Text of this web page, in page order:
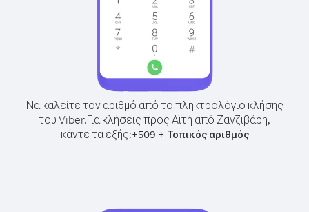
Να καλείτε τον αριθμό από το πληκτρολόγιο κλήσης
του Viber.Για κλήσεις προς Αϊτή από Ζανζιβάρη,
κάντε τα εξής:+509 + Τοπικός αριθμός